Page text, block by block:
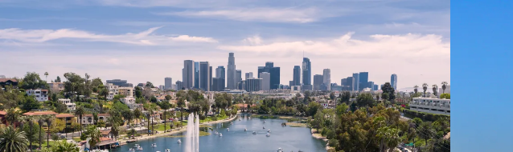
Unvergleichlich lecker
Mit dem Klick auf „geht klar” ermöglichen Sie uns Ihnen über Cookies ein verbessertes
personalisierte Werbung und passende Angebote anzeigen. Über „anpassen” können Sie Ihre
Cookies” werden lediglich technisch notwendige Cookies gespeichert.
Anpassen Geht klar
Datenschutzerklärung
Cookierichtlinie Impressum
« zurück